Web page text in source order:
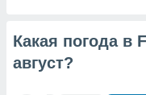
Какая погода в
август?